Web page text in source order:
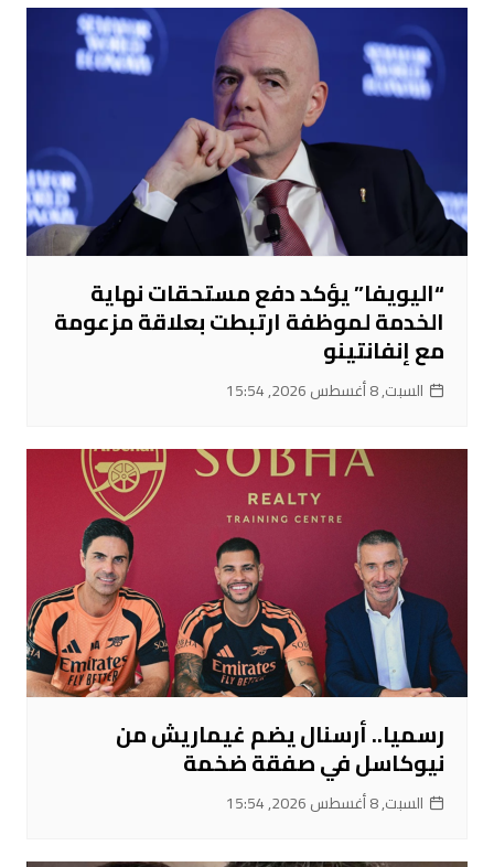
“اليويفا” يؤكد دفع مستحقات نهاية
الخدمة لموظفة ارتبطت بعلاقة مزعومة
مع إنفانتينو
السبت, 8 أغسطس 2026, 15:54
رسميا.. أرسنال يضم غيماريش من
نيوكاسل في صفقة ضخمة
السبت, 8 أغسطس 2026, 15:54